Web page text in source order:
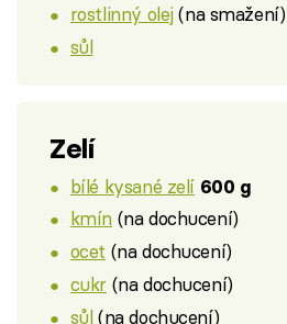
rostlinný olej(na smažení)
sůl
Zelí
bílé kysané zelí 600 g
kmín (na dochucení)
ocet (na dochucení)
cukr (na dochucení)
sůl(na dochucení)